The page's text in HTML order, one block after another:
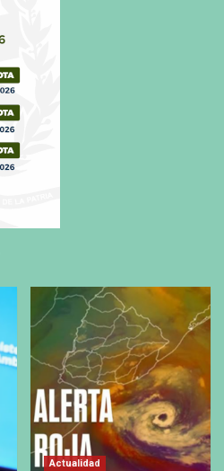
Actualidad